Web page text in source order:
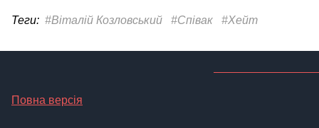
Теги: #Віталій Козловський #Співак #Хейт
Повна версія